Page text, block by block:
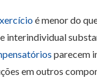
é menor do
interindividual
parecem
em outros